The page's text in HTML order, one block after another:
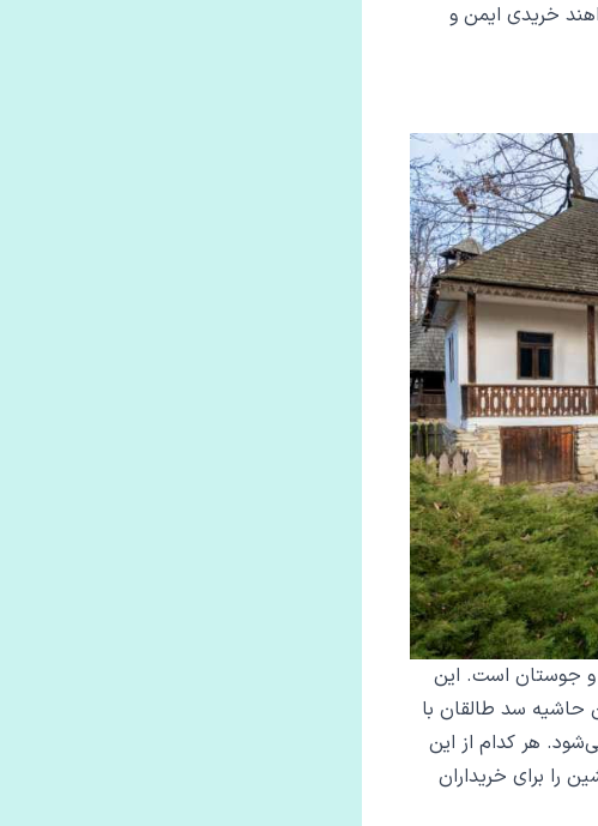
خریدی ایمن و
و جوستان است. این
حاشیه سد طالقان با
هر کدام از این
را برای خریداران